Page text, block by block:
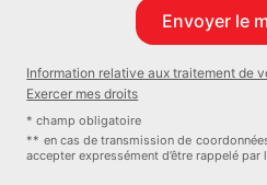
Information relative aux traitement de
Exercer mes droits
* champ obligatoire
** en cas de transmission de
accepter expressément d’être rappelé par